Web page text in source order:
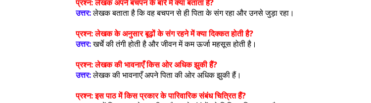
प्रश्न:लेखक अपने बचपन के बारे में क्या बताता है?
उत्तर:लेखक बताता है कि वह बचपन से ही पिता के संग रहा और उनसे जुड़ा रहा।
प्रश्न:लेखक के अनुसार बूढ़ों के संग रहने में क्या दिक्कत होती है?
उत्तर:खर्चे की तंगी होती है और जीवन में कम ऊर्जा महसूस होती है।
प्रश्न:लेखक की भावनाएँ किस ओर अधिक झुकी हैं?
उत्तर:लेखक की भावनाएँ अपने पिता की ओर अधिक झुकी हैं।
प्रश्न:इस पाठ में किस प्रकार के पारिवारिक संबंध चित्रित हैं?